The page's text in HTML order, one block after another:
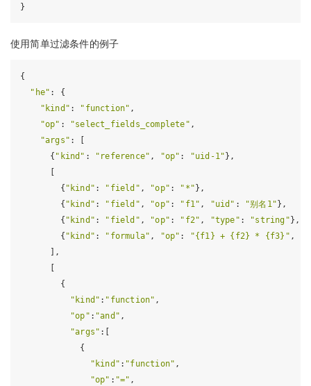
使用简单过滤条件的例子
{
"he" : {
"kind" : "function" ,
"op" : "select_fields_complete" ,
"args" : [
      {
"kind" : "reference" , "op" : "uid-1" },
        {
"kind" : "field" , "op" : "*" },
        {
"kind" : "field" , "op" : "f1" , "uid" : "别名1" },
        {
"kind" : "field" , "op" : "f2" , "type" : "string" },
        {
"kind" : "formula" , "op" : "{f1} + {f2} * {f3}" ,
      ],
        {
"kind" : "function" ,
"op" : "and" ,
"args" :[
            {
"kind" : "function" ,
"op" : "=" ,